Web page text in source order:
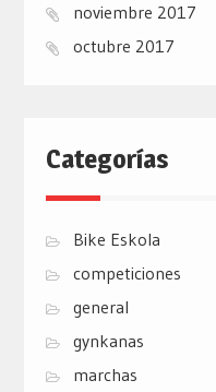
noviembre 2017
octubre 2017
Categorías
Bike Eskola
competiciones
general
gynkanas
marchas